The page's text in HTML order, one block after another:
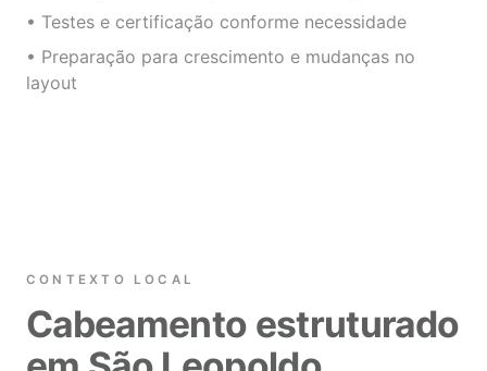
• Testes e certificação conforme necessidade
• Preparação para crescimento e mudanças no
layout
CONTEXTO LOCAL
Cabeamento estruturado